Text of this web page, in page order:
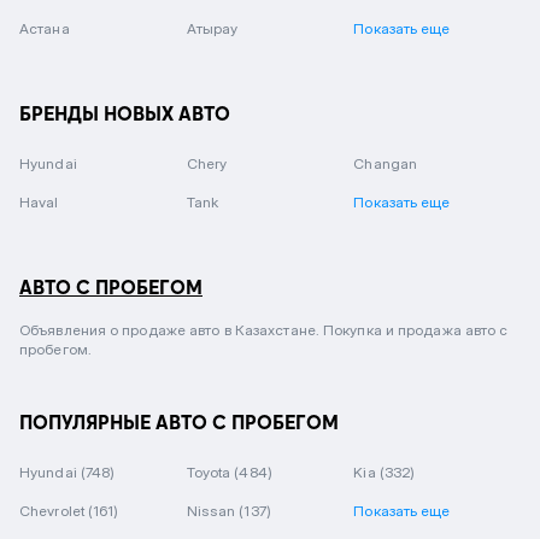
Астана Атырау Показать еще
БРЕНДЫ НОВЫХ АВТО
Hyundai Chery Changan
Haval Tank Показать еще
АВТО С ПРОБЕГОМ
Объявления о продаже авто в Казахстане. Покупка и продажа авто с
пробегом.
ПОПУЛЯРНЫЕ АВТО С ПРОБЕГОМ
Hyundai (748) Toyota (484) Kia (332)
Chevrolet (161) Nissan (137) Показать еще